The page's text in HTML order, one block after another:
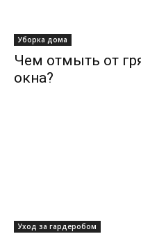
Уборка дома
Чем отмыть от
окна?
Уход за гардеробом